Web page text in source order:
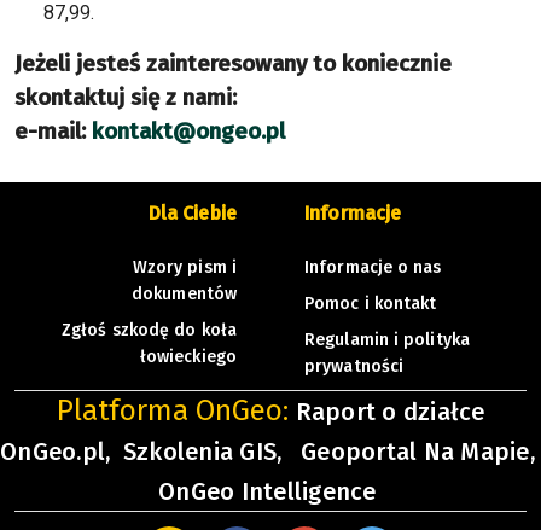
87,99.
Jeżeli jesteś zainteresowany to koniecznie
skontaktuj się z nami:
e-mail: kontakt@ongeo.pl
Dla Ciebie
Wzory pism i
dokumentów
Zgłoś szkodę do koła
łowieckiego
Informacje
Informacje o nas
Pomoc i kontakt
Regulamin i polityka
prywatności
Platforma OnGeo: Raport o działce
OnGeo.pl, Szkolenia GIS,
Geoportal Na Mapie,
OnGeo Intelligence